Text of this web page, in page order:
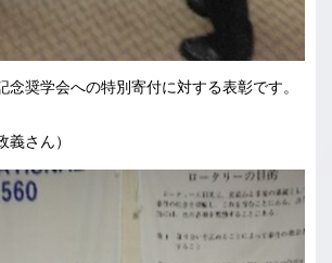
念奨学会への特別寄付に対する表彰です。
義さん）